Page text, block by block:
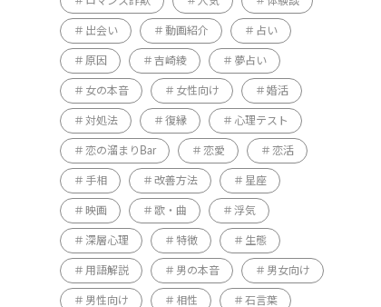
出会い 動画紹介 占い
原因 吉崎綾 夢占い
女の本音 女性向け 婚活
対処法 復縁 心理テスト
恋の溜まりBar 恋愛 恋活
手相 改善方法 星座
映画 歌・曲 浮気
深層心理 特徴 生態
用語解説 男の本音 男女向け
男性向け 相性 石言葉